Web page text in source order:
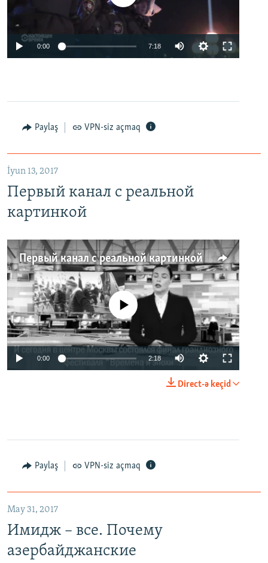
0:00 7:18
Paylaş VPN-siz açmaq
İyun 13, 2017
Первый канал с реальной
картинкой
Первый канал с реальной картинкой
No media source currently available
0:00 2:18
Direct-ə keçid
Paylaş VPN-siz açmaq
May 31, 2017
Имидж – все. Почему
азербайджанские